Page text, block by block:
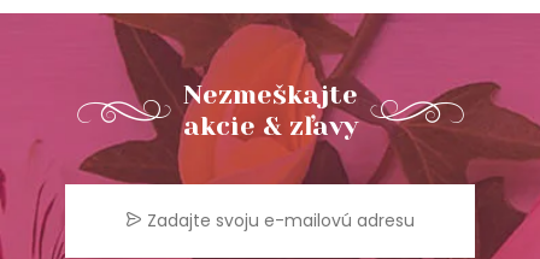
Nezmeškajte
akcie & zľavy